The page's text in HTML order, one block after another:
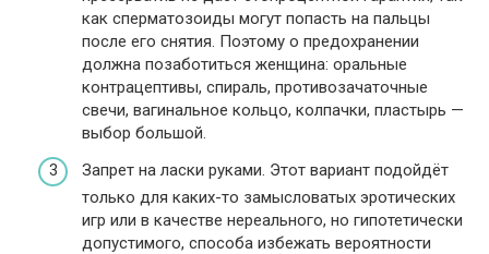
как сперматозоиды могут попасть на пальцы
после его снятия. Поэтому о предохранении
должна позаботиться женщина: оральные
контрацептивы, спираль, противозачаточные
свечи, вагинальное кольцо, колпачки, пластырь —
выбор большой.
Запрет на ласки руками. Этот вариант подойдёт
только для каких-то замысловатых эротических
игр или в качестве нереального, но гипотетически
допустимого, способа избежать вероятности